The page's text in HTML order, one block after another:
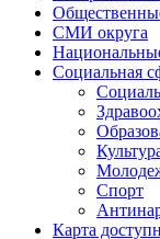
СМИ округа
Социальная
Спорт
Карта